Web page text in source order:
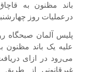
باند مظنون به
درعملیات روز
پلیس آلمان صبحگاه
علیه یک باند مظنون
غیرقانونی از طریق